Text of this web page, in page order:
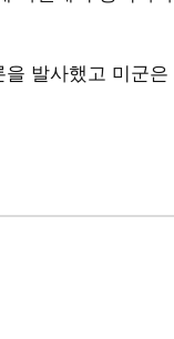
발사했고 미군